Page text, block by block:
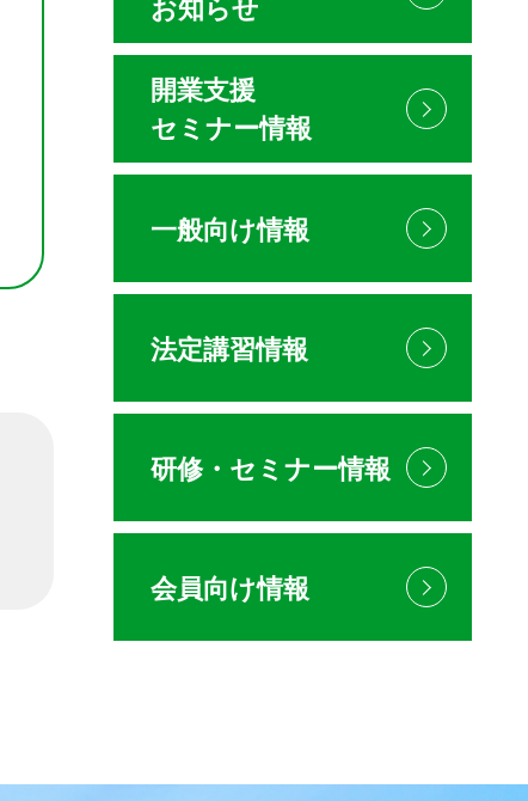
お知らせ
開業支援
セミナー情報
一般向け情報
法定講習情報
研修・セミナー情報
会員向け情報